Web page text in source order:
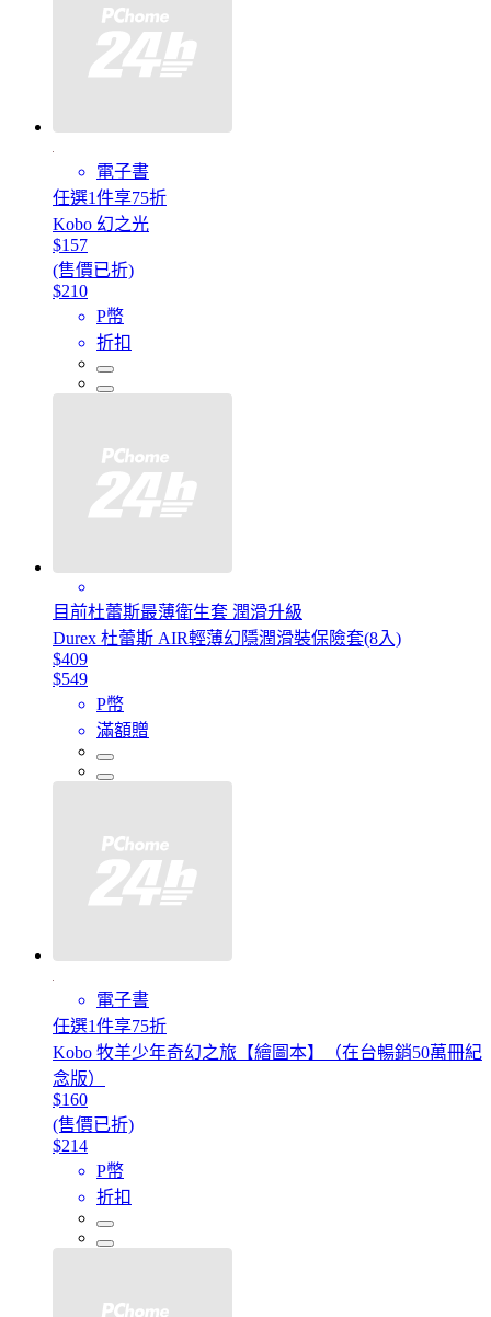
電子書
任選1件享75折
Kobo 幻之光
$157
(售價已折)
$210
P幣
折扣
目前杜蕾斯最薄衛生套 潤滑升級
Durex 杜蕾斯 AIR輕薄幻隱潤滑裝保險套(8入)
$409
$549
P幣
滿額贈
電子書
任選1件享75折
Kobo 牧羊少年奇幻之旅【繪圖本】（在台暢銷50萬冊紀
念版）
$160
(售價已折)
$214
P幣
折扣